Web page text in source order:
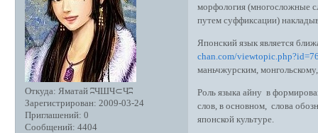
Откуда: Яматай ʭЧШЧ⊂Чʭ
Зарегистрирован: 2009-03-24
Приглашений: 0
Сообщений: 4404
морфология (многосложные
путем суффиксации)
Японский язык является
chan.com/
маньчжурским,
Роль языка айну в
слов, в основном, слова
японской культуре.